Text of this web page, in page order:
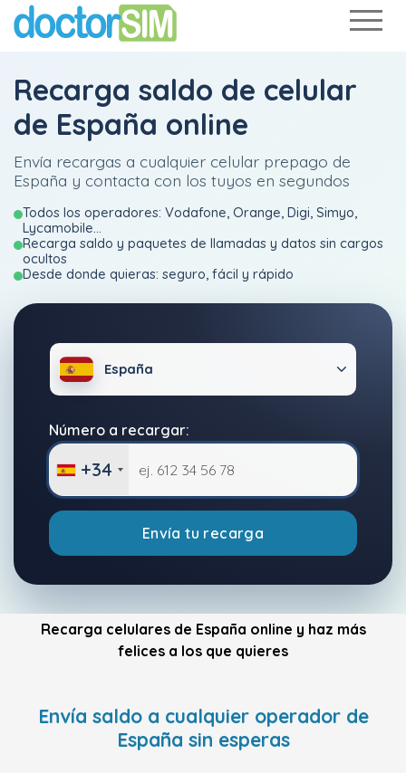
Recarga saldo de celular
de España online
Envía recargas a cualquier celular prepago de
España y contacta con los tuyos en segundos
Todos los operadores: Vodafone, Orange, Digi, Simyo,
Lycamobile...
Recarga saldo y paquetes de llamadas y datos sin cargos
ocultos
Desde donde quieras: seguro, fácil y rápido
España
Número a recargar:
+34
Envía tu recarga
Recarga celulares de España online y haz más
felices a los que quieres
Envía saldo a cualquier operador de
España sin esperas